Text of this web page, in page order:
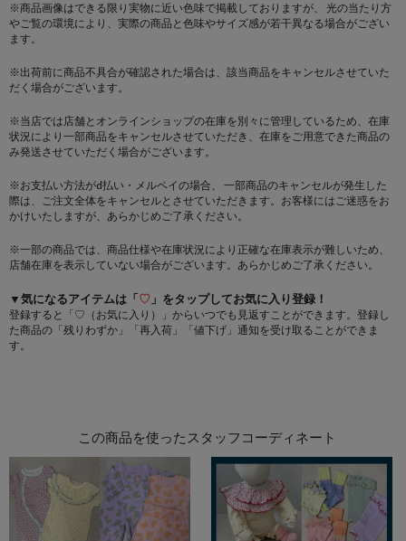
※商品画像はできる限り実物に近い色味で掲載しておりますが、 光の当たり方
やご覧の環境により、実際の商品と色味やサイズ感が若干異なる場合がござい
ます。
※出荷前に商品不具合が確認された場合は、該当商品をキャンセルさせていた
だく場合がございます。
※当店では店舗とオンラインショップの在庫を別々に管理しているため、在庫
状況により一部商品をキャンセルさせていただき、在庫をご用意できた商品の
み発送させていただく場合がございます。
※お支払い方法がd払い・メルペイの場合、 一部商品のキャンセルが発生した
際は、ご注文全体をキャンセルとさせていただきます。お客様にはご迷惑をお
かけいたしますが、あらかじめご了承ください。
※一部の商品では、商品仕様や在庫状況により正確な在庫表示が難しいため、
店舗在庫を表示していない場合がございます。あらかじめご了承ください。
▼気になるアイテムは「♡ 」をタップしてお気に入り登録！
登録すると「♡（お気に入り）」からいつでも見返すことができます。登録し
た商品の「残りわずか」「再入荷」「値下げ」通知を受け取ることができま
す。
この商品を使ったスタッフコーディネート